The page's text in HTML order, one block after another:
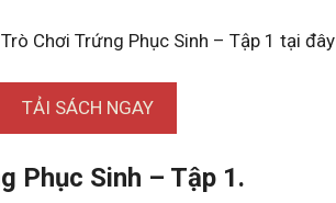
Chơi Trứng Phục Sinh – Tập 1 tại đây
TẢI SÁCH NGAY
Phục Sinh – Tập 1.